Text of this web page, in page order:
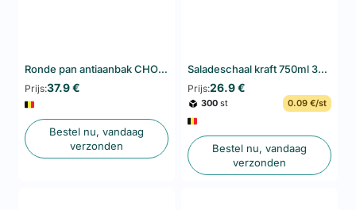
Ronde pan antiaanbak CHOC ACCESS De Buyer 28 cm
Prijs:37.9 €
Bestel nu, vandaag
verzonden
Saladeschaal kraft 750ml 300 stuks – voedselverpakking
Prijs:26.9 €
300 st 0.09 €/st
Bestel nu, vandaag
verzonden